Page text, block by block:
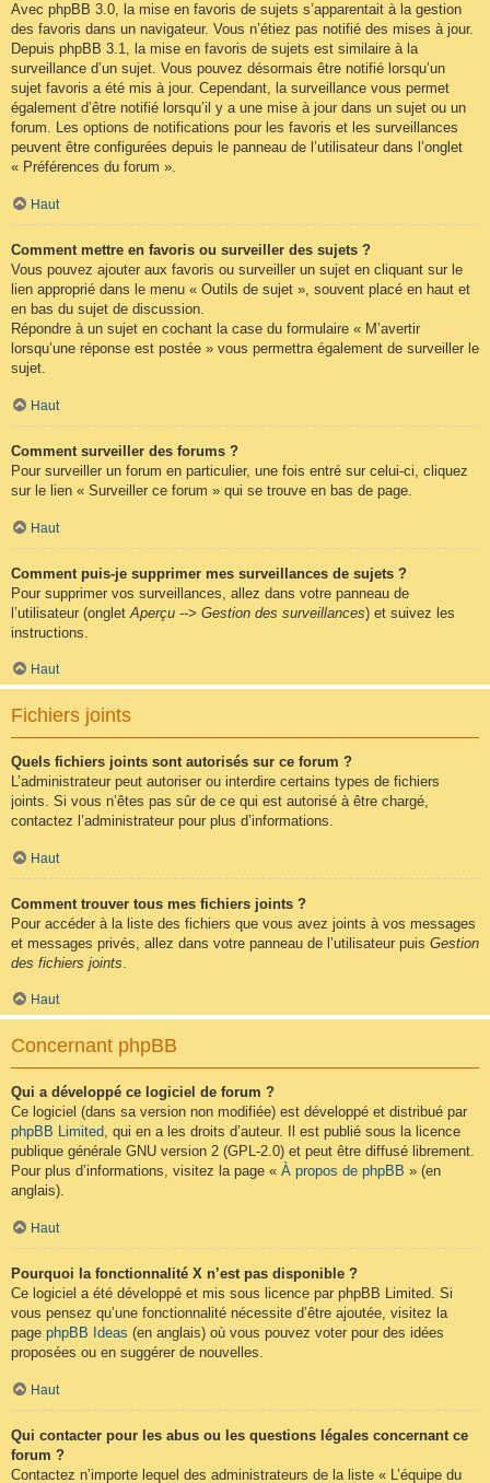
Avec phpBB 3.0, la mise en favoris de sujets s’apparentait à la gestion
des favoris dans un navigateur. Vous n’étiez pas notifié des mises à jour.
Depuis phpBB 3.1, la mise en favoris de sujets est similaire à la
surveillance d’un sujet. Vous pouvez désormais être notifié lorsqu’un
sujet favoris a été mis à jour. Cependant, la surveillance vous permet
également d’être notifié lorsqu’il y a une mise à jour dans un sujet ou un
forum. Les options de notifications pour les favoris et les surveillances
peuvent être configurées depuis le panneau de l’utilisateur dans l’onglet
« Préférences du forum ».
Haut
Comment mettre en favoris ou surveiller des sujets ?
Vous pouvez ajouter aux favoris ou surveiller un sujet en cliquant sur le
lien approprié dans le menu « Outils de sujet », souvent placé en haut et
en bas du sujet de discussion.
Répondre à un sujet en cochant la case du formulaire « M’avertir
lorsqu’une réponse est postée » vous permettra également de surveiller le
sujet.
Haut
Comment surveiller des forums ?
Pour surveiller un forum en particulier, une fois entré sur celui-ci, cliquez
sur le lien « Surveiller ce forum » qui se trouve en bas de page.
Haut
Comment puis-je supprimer mes surveillances de sujets ?
Pour supprimer vos surveillances, allez dans votre panneau de
l’utilisateur (onglet Aperçu --> Gestion des surveillances) et suivez les
instructions.
Haut
Fichiers joints
Quels fichiers joints sont autorisés sur ce forum ?
L’administrateur peut autoriser ou interdire certains types de fichiers
joints. Si vous n’êtes pas sûr de ce qui est autorisé à être chargé,
contactez l’administrateur pour plus d’informations.
Haut
Comment trouver tous mes fichiers joints ?
Pour accéder à la liste des fichiers que vous avez joints à vos messages
et messages privés, allez dans votre panneau de l’utilisateur puis Gestion
des fichiers joints
Haut
Concernant phpBB
Qui a développé ce logiciel de forum ?
Ce logiciel (dans sa version non modifiée) est développé et distribué par
phpBB Limited, qui en a les droits d’auteur. Il est publié sous la licence
publique générale GNU version 2 (GPL-2.0) et peut être diffusé librement.
Pour plus d’informations, visitez la page « À propos de phpBB » (en
anglais).
Haut
Pourquoi la fonctionnalité X n’est pas disponible ?
Ce logiciel a été développé et mis sous licence par phpBB Limited. Si
vous pensez qu’une fonctionnalité nécessite d’être ajoutée, visitez la
page phpBB Ideas (en anglais) où vous pouvez voter pour des idées
proposées ou en suggérer de nouvelles.
Haut
Qui contacter pour les abus ou les questions légales concernant ce
forum ?
Contactez n’importe lequel des administrateurs de la liste « L’équipe du